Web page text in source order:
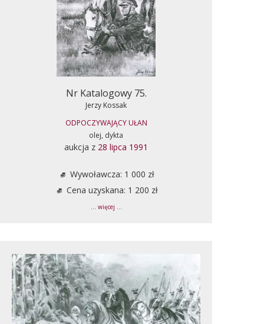
Nr Katalogowy 75.
Jerzy Kossak
ODPOCZYWAJĄCY UŁAN
olej, dykta
aukcja z 28 lipca 1991
Wywoławcza: 1 000 zł
Cena uzyskana: 1 200 zł
... więcej ...